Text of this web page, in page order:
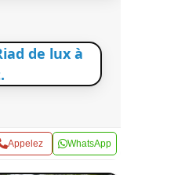
de lux à
Appelez WhatsApp